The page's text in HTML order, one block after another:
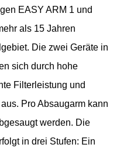
EASY ARM 1 und
als 15 Jahren
Die zwei Geräte in
sich durch hohe
Filterleistung und
Pro Absaugarm kann
werden. Die
in drei Stufen: Ein